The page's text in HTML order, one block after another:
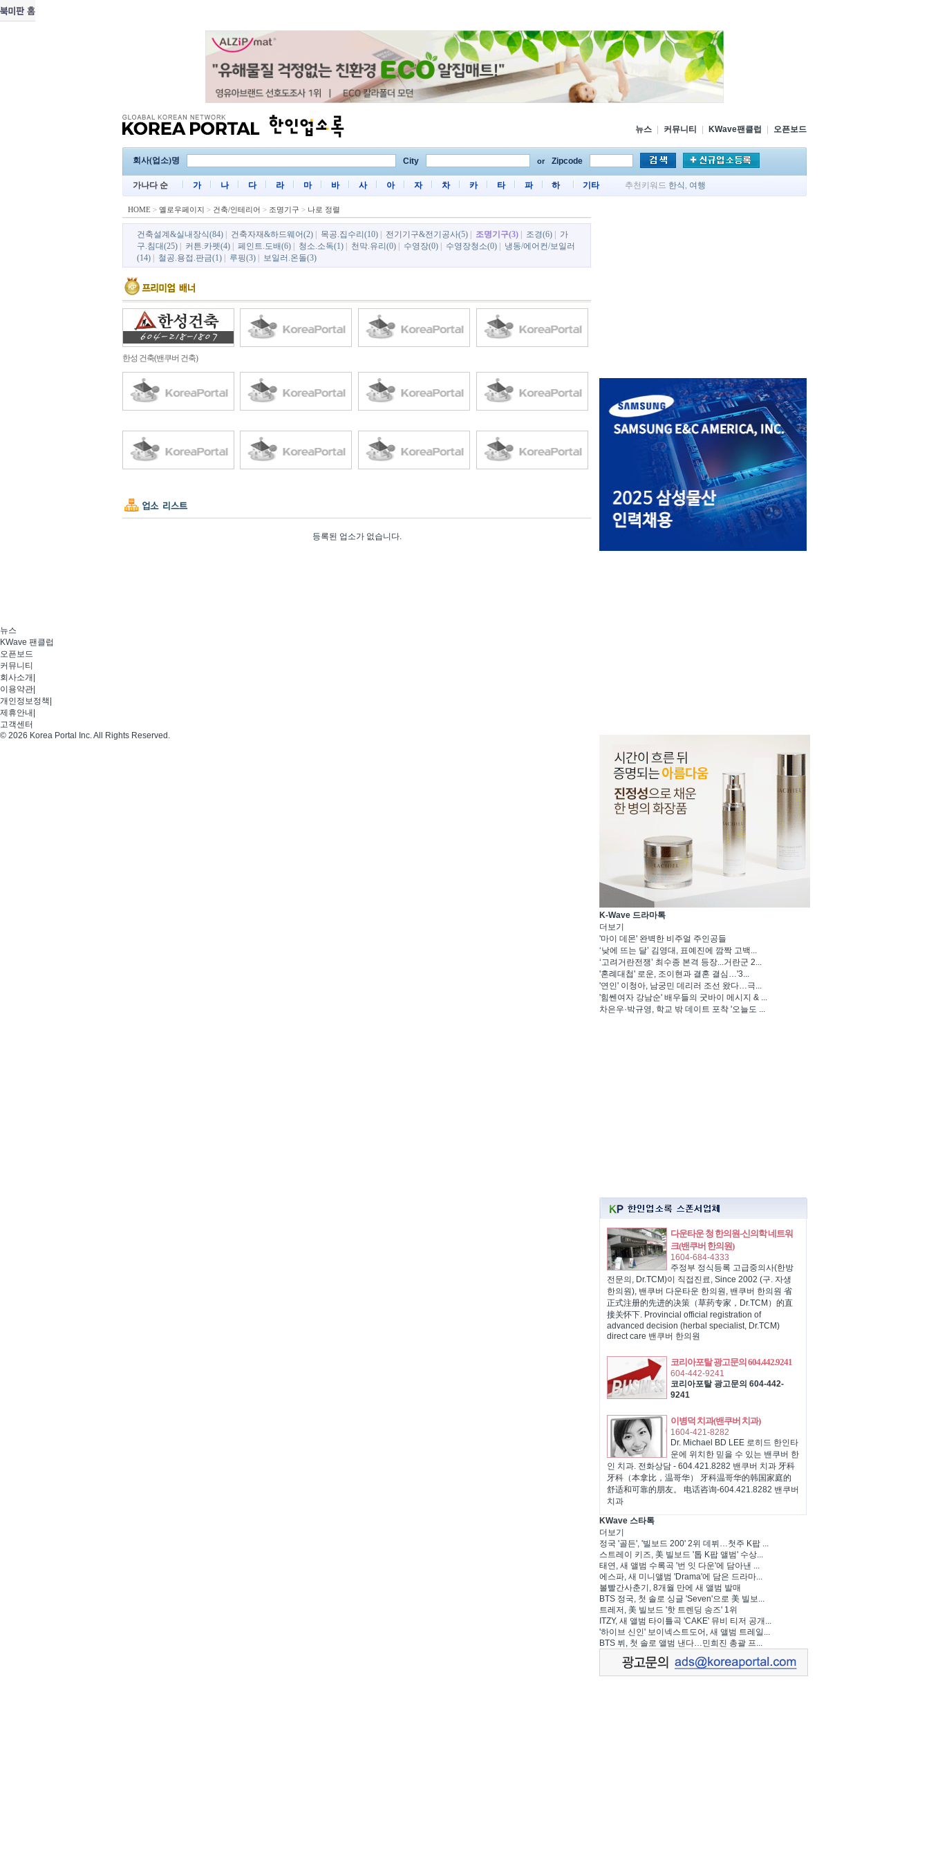
뉴스 커뮤니티 KWave팬클럽 오픈보드
회사(업소)명 City or Zipcode
가나다 순 가 나 다 라 마 바 사 아 자 차 카 타 파 하 기타 추천키워드 한식 , 여행
HOME > 옐로우페이지 > 건축/인테리어 > 조명기구 > 나로 정렬
건축설계&실내장식(84) 건축자재&하드웨어(2) 목공.집수리(10) 전기기구&전기공사(5) 조명기구(3) 조경(6)
가
구.침대(25)
커튼.카펫(4) 페인트.도배(6) 청소.소독(1) 천막.유리(0) 수영장(0) 수영장청소(0)
냉동/에어컨/보일러
(14)
철공.용접.판금(1) 루핑(3) 보일러.온돌(3)
한성 건축(밴쿠버 건축)
등록된 업소가 없습니다.
K-Wave 드라마톡
더보기
'마이 데몬' 완벽한 비주얼 주인공들
‘낮에 뜨는 달’ 김영대, 표예진에 깜짝 고백...
‘고려거란전쟁’ 최수종 본격 등장...거란군 2...
'혼례대첩' 로운, 조이현과 결혼 결심…'3...
'연인' 이청아, 남궁민 데리러 조선 왔다…극...
'힘쎈여자 강남순' 배우들의 굿바이 메시지 & ...
차은우·박규영, 학교 밖 데이트 포착 '오늘도 ...
다운타운 청 한의원-신의학 네트워
크(밴쿠버 한의원)
1604-684-4333
주정부 정식등록 고급중의사(한방
전문의, Dr.TCM)이 직접진료, Since 2002 (구. 자생
한의원), 밴쿠버 다운타운 한의원, 밴쿠버 한의원 省
正式注册的先进的决策（草药专家，Dr.TCM）的直
接关怀下. Provincial official registration of
advanced decision (herbal specialist, Dr.TCM)
direct care 밴쿠버 한의원
코리아포탈 광고문의 604.442.9241
604-442-9241
코리아포탈 광고문의 604-442-
9241
이병덕 치과(밴쿠버 치과)
1604-421-8282
Dr. Michael BD LEE 로히드 한인타
운에 위치한 믿을 수 있는 밴쿠버 한
인 치과. 전화상담 - 604.421.8282 밴쿠버 치과 牙科
牙科（本拿比，温哥华） 牙科温哥华的韩国家庭的
舒适和可靠的朋友。 电话咨询-604.421.8282 밴쿠버
치과
KWave 스타톡
더보기
정국 '골든', '빌보드 200' 2위 데뷔…첫주 K팝 ...
스트레이 키즈, 美 빌보드 '톱 K팝 앨범' 수상...
태연, 새 앨범 수록곡 '번 잇 다운'에 담아낸 ...
에스파, 새 미니앨범 'Drama'에 담은 드라마...
볼빨간사춘기, 8개월 만에 새 앨범 발매
BTS 정국, 첫 솔로 싱글 'Seven'으로 美 빌보...
트레저, 美 빌보드 '핫 트렌딩 송즈' 1위
ITZY, 새 앨범 타이틀곡 'CAKE' 뮤비 티저 공개...
'하이브 신인' 보이넥스트도어, 새 앨범 트레일...
BTS 뷔, 첫 솔로 앨범 낸다…민희진 총괄 프...
뉴스
KWave 팬클럽
오픈보드
커뮤니티
회사소개
이용약관
개인정보정책
제휴안내
고객센터
© 2026 Korea Portal Inc. All Rights Reserved.